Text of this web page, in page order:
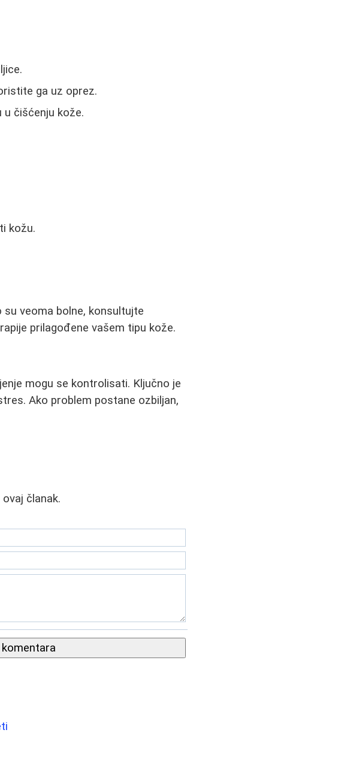
ga uz oprez.
u čišćenju kože.
kožu.
su veoma bolne, konsultujte
prilagođene vašem tipu kože.
mogu se kontrolisati. Ključno je
Ako problem postane ozbiljan,
članak.
komentara